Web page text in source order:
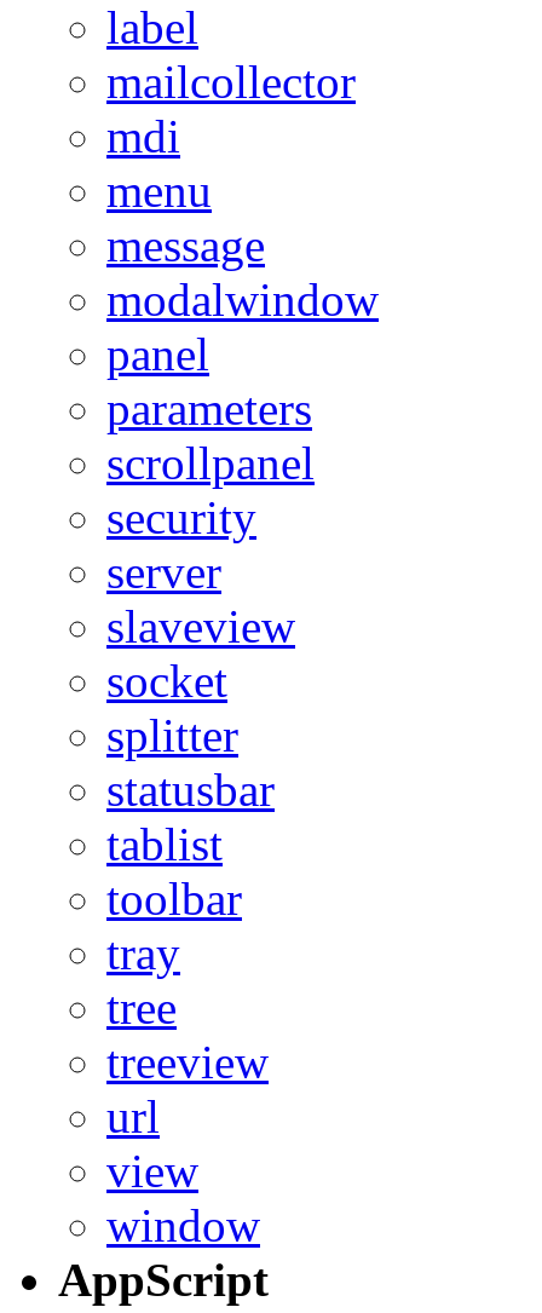
label
mailcollector
mdi
menu
message
modalwindow
panel
parameters
scrollpanel
security
server
slaveview
socket
splitter
statusbar
tablist
toolbar
tray
tree
treeview
url
view
window
AppScript